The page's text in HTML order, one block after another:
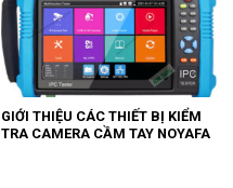
GIỚI THIỆU CÁC THIẾT BỊ KIỂM
TRA CAMERA CẦM TAY NOYAFA